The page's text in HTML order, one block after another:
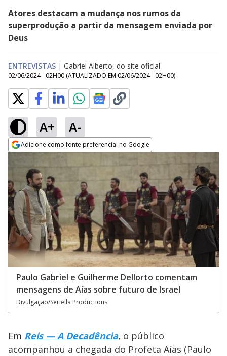
Atores destacam a mudança nos rumos da
superprodução a partir da mensagem enviada por
Deus
ENTREVISTAS | Gabriel Alberto, do site oficial
02/06/2024 - 02H00 (ATUALIZADO EM 02/06/2024 - 02H00)
A+ A-
Adicione como fonte preferencial no Google
Paulo Gabriel e Guilherme Dellorto comentam
mensagens de Aías sobre futuro de Israel
Divulgação/Seriella Productions
Em Reis — A Decadência, o público
acompanhou a chegada do Profeta Aías (Paulo